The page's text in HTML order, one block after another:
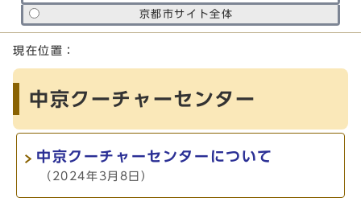
京都市サイト全体
ここから本文です
現在位置：
中京クーチャーセンター
中京クーチャーセンターについて
（2024年3月8日）